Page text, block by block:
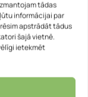
tādas
informācijai par
apstrādāt tādus
šajā vietnē.
ietekmēt